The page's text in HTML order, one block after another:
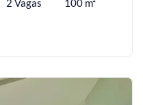
2 Vagas 100 m²